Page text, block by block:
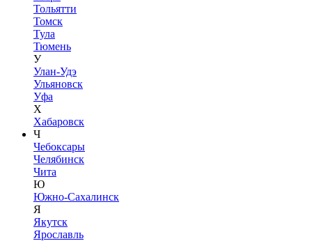
Тольятти
Томск
Тула
Тюмень
У
Улан-Удэ
Ульяновск
Уфа
Х
Хабаровск
Ч
Чебоксары
Челябинск
Чита
Ю
Южно-Сахалинск
Я
Якутск
Ярославль